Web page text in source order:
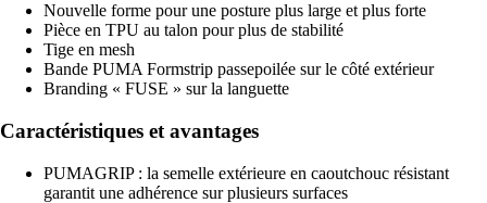
Nouvelle forme pour une posture plus large et plus forte
Pièce en TPU au talon pour plus de stabilité
Tige en mesh
Bande PUMA Formstrip passepoilée sur le côté extérieur
Branding « FUSE » sur la languette
Caractéristiques et avantages
PUMAGRIP : la semelle extérieure en caoutchouc résistant
garantit une adhérence sur plusieurs surfaces